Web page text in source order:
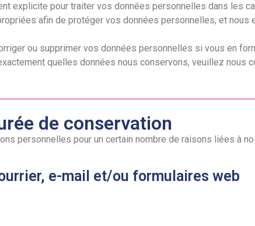
explicite pour traiter vos données personnelles dans les
afin de protéger vos données personnelles, et nous
ou supprimer vos données personnelles si vous en
quelles données nous conservons, veuillez nous
de conservation
personnelles pour un certain nombre de raisons liées à
e-mail et/ou formulaires web